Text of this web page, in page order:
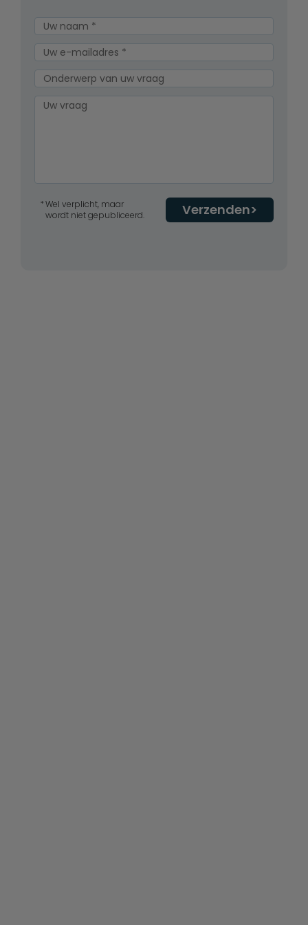
Verzenden
Wel verplicht, maar
wordt niet gepubliceerd.